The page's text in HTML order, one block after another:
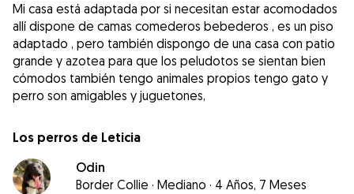
Mi casa está adaptada por si necesitan estar acomodados
allí dispone de camas comederos bebederos , es un piso
adaptado , pero también dispongo de una casa con patio
grande y azotea para que los peludotos se sientan bien
cómodos también tengo animales propios tengo gato y
perro son amigables y juguetones,
Los perros de Leticia
Odin
Border Collie · Mediano · 4 Años, 7 Meses